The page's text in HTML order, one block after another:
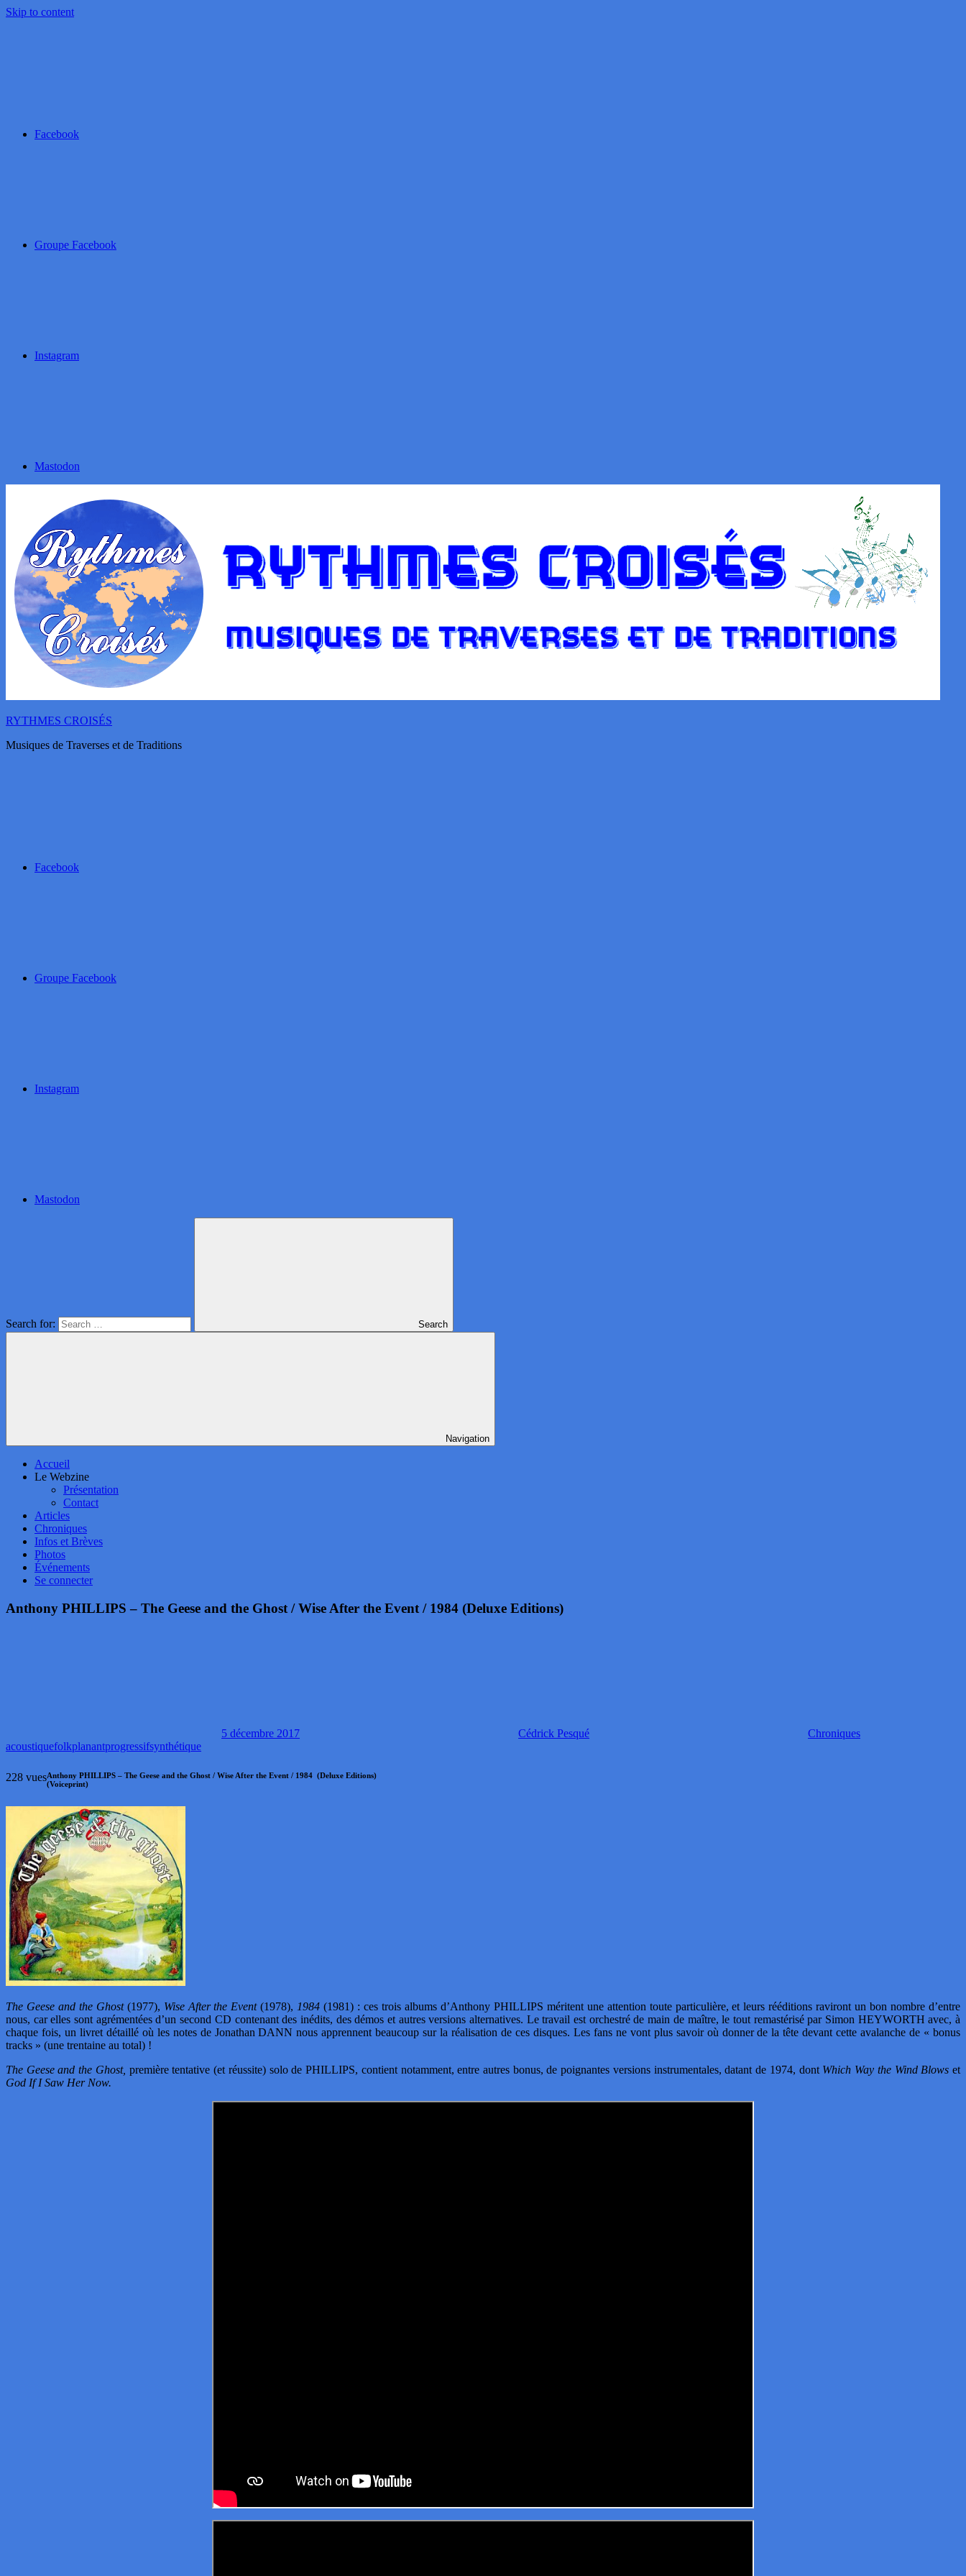
Skip to content
Facebook
Groupe Facebook
Instagram
Mastodon
RYTHMES CROISÉS
Musiques de Traverses et de Traditions
Facebook
Groupe Facebook
Instagram
Mastodon
Search for: Search
Navigation
Accueil
Le Webzine
Présentation
Contact
Articles
Chroniques
Infos et Brèves
Photos
Événements
Se connecter
Anthony PHILLIPS – The Geese and the Ghost / Wise After the Event / 1984 (Deluxe Editions)
5 décembre 2017 Cédrick Pesqué
Chroniques
acoustiquefolkplanantprogressifsynthétique
228 vuesAnthony PHILLIPS – The Geese and the Ghost / Wise After the Event / 1984 (Deluxe Editions)
(Voiceprint)
The Geese and the Ghost(1977), Wise After the Event(1978), 1984(1981) : ces trois albums d’Anthony PHILLIPS méritent une attention toute particulière, et leurs rééditions raviront un bon nombre d’entre
nous, car elles sont agrémentées d’un second CD contenant des inédits, des démos et autres versions alternatives. Le travail est orchestré de main de maître, le tout remastérisé par Simon HEYWORTH avec, à
chaque fois, un livret détaillé où les notes de Jonathan DANN nous apprennent beaucoup sur la réalisation de ces disques. Les fans ne vont plus savoir où donner de la tête devant cette avalanche de « bonus
tracks » (une trentaine au total) !
The Geese and the Ghost, première tentative (et réussite) solo de PHILLIPS, contient notamment, entre autres bonus, de poignantes versions instrumentales, datant de 1974, dont Which Way the Wind Blows et
God If I Saw Her Now.